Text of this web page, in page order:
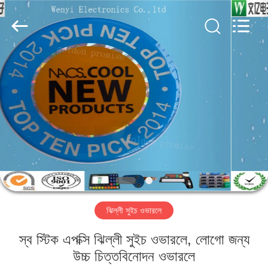
বাড়ি
পণ্য
আমাদের
সম্পর্কে
কারখানা
Jinyuanhang
Electronic
Technology
Co.,
All
Rights
Reserved.
ঝিল্লী সুইচ ওভারলে
স্ব স্টিক এপক্সি ঝিল্লী সুইচ ওভারলে, লোগো জন্য
উচ্চ চিত্তবিনোদন ওভারলে